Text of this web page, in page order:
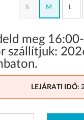
S M L
meg
szállítjuk:
.
LEJÁRATI IDŐ: